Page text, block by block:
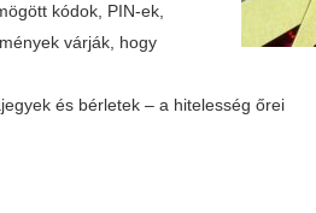
kódok, PIN-ek,
várják, hogy
és bérletek – a hitelesség őrei